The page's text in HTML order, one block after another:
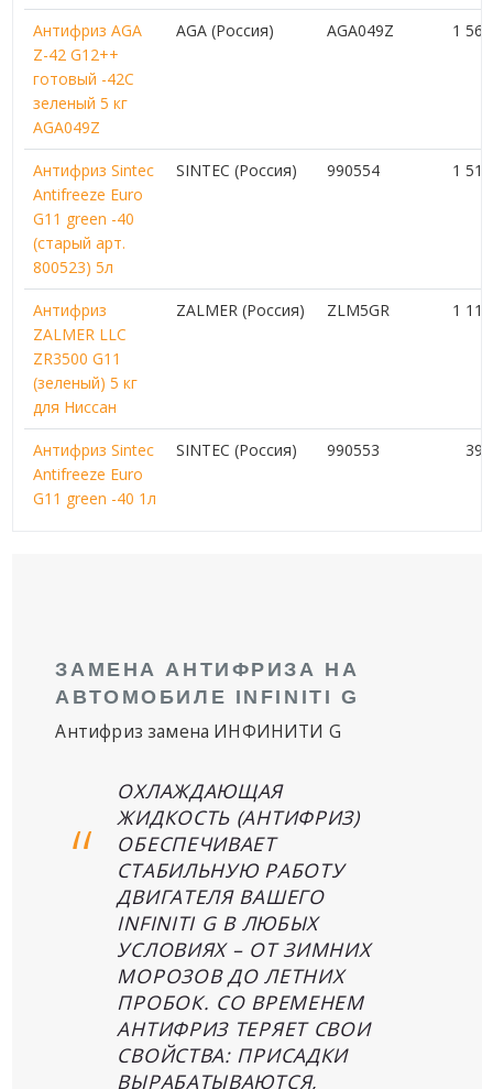
Антифриз AGA
Z-42 G12++
готовый -42C
зеленый 5 кг
AGA049Z
AGA (Россия) AGA049Z 1
Антифриз Sintec
Antifreeze Euro
G11 green -40
(старый арт.
800523) 5л
SINTEC (Россия) 990554 1
Антифриз
ZALMER LLC
ZR3500 G11
(зеленый) 5 кг
для Ниссан
ZALMER (Россия) ZLM5GR 1
Антифриз Sintec
Antifreeze Euro
G11 green -40 1л
SINTEC (Россия) 990553
ЗАМЕНА АНТИФРИЗА НА
АВТОМОБИЛЕ INFINITI G
Антифриз замена ИНФИНИТИ G
ОХЛАЖДАЮЩАЯ
ЖИДКОСТЬ (АНТИФРИЗ)
ОБЕСПЕЧИВАЕТ
СТАБИЛЬНУЮ РАБОТУ
ДВИГАТЕЛЯ ВАШЕГО
INFINITI G В ЛЮБЫХ
УСЛОВИЯХ – ОТ ЗИМНИХ
МОРОЗОВ ДО ЛЕТНИХ
ПРОБОК. СО ВРЕМЕНЕМ
АНТИФРИЗ ТЕРЯЕТ СВОИ
СВОЙСТВА: ПРИСАДКИ
ВЫРАБАТЫВАЮТСЯ,